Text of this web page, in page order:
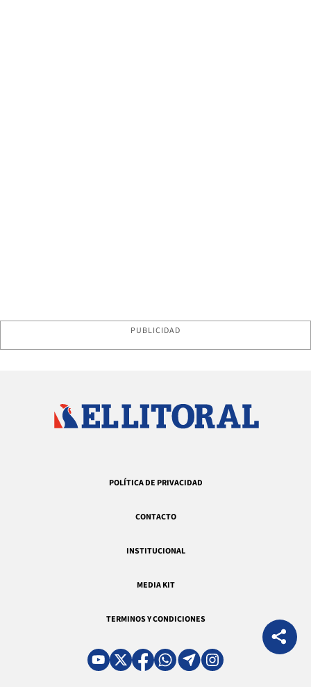
PUBLICIDAD
POLÍTICA DE PRIVACIDAD
CONTACTO
INSTITUCIONAL
MEDIA KIT
TERMINOS Y CONDICIONES